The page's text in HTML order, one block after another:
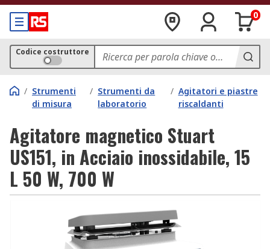
0
Codice costruttore
/ Strumenti
di misura
/ Strumenti da
laboratorio
/ Agitatori e piastre
riscaldanti
Agitatore magnetico Stuart
US151, in Acciaio inossidabile, 15
L 50 W, 700 W